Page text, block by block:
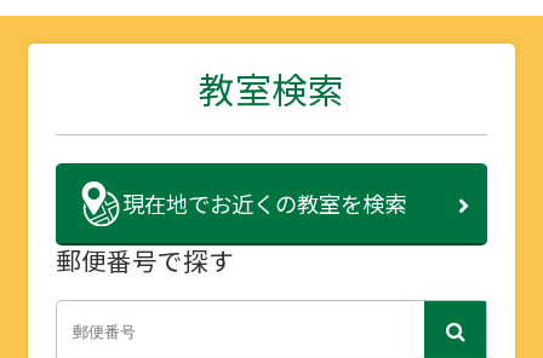
教室検索
現在地でお近くの教室を検索
郵便番号で探す